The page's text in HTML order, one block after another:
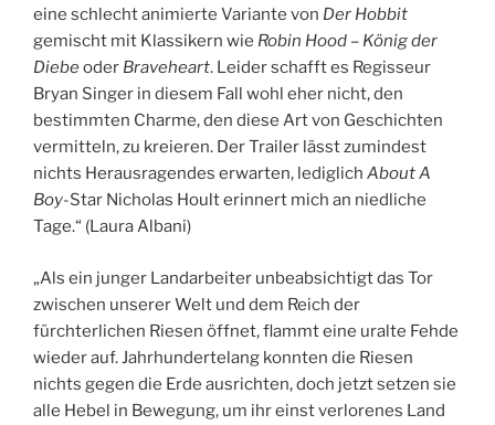
eine schlecht animierte Variante von Der Hobbit
gemischt mit Klassikern wie Robin Hood – König der
Diebeoder Braveheart. Leider schafft es Regisseur
Bryan Singer in diesem Fall wohl eher nicht, den
bestimmten Charme, den diese Art von Geschichten
vermitteln, zu kreieren. Der Trailer lässt zumindest
nichts Herausragendes erwarten, lediglich About A
Boy-Star Nicholas Hoult erinnert mich an niedliche
Tage.“ (Laura Albani)
„Als ein junger Landarbeiter unbeabsichtigt das Tor
zwischen unserer Welt und dem Reich der
fürchterlichen Riesen öffnet, flammt eine uralte Fehde
wieder auf. Jahrhundertelang konnten die Riesen
nichts gegen die Erde ausrichten, doch jetzt setzen sie
alle Hebel in Bewegung, um ihr einst verlorenes Land